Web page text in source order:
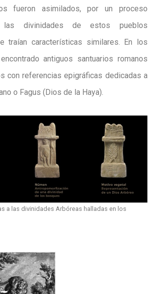
fueron asimilados, por un proceso
las divinidades de estos pueblos
traían características similares. En los
antiguos santuarios romanos
con referencias epigráficas dedicadas a
o Fagus (Dios de la Haya).
a las divinidades Arbóreas halladas en los